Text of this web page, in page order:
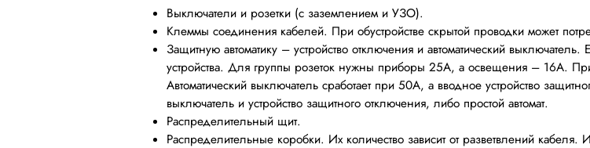
Выключатели и розетки (с заземлением и УЗО).
Клеммы соединения кабелей. При обустройстве скрытой проводки может
Защитную автоматику – устройство отключения и автоматический
устройства. Для группы розеток нужны приборы 25А, а освещения – 16А.
Автоматический выключатель сработает при 50А, а вводное устройство
выключатель и устройство защитного отключения, либо простой автомат.
Распределительный щит.
Распределительные коробки. Их количество зависит от разветвлений